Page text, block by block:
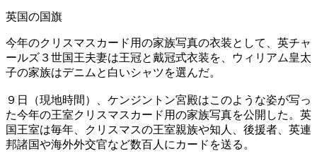
英国の国旗
今年のクリスマスカード用の家族写真の衣装として、英チャ
ールズ３世国王夫妻は王冠と戴冠式衣装を、ウィリアム皇太
子の家族はデニムと白いシャツを選んだ。
９日（現地時間）、ケンジントン宮殿はこのような姿が写っ
た今年の王室クリスマスカード用の家族写真を公開した。英
国王室は毎年、クリスマスの王室親族や知人、後援者、英連
邦諸国や海外外交官など数百人にカードを送る。